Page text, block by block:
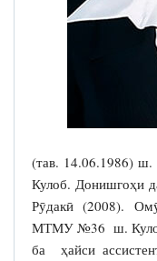
(тав. 14.06.1986)
Кулоб. Донишгоҳи
Рӯдакӣ (2008).
МТМУ №36 ш. Кулоб
ба ҳайси